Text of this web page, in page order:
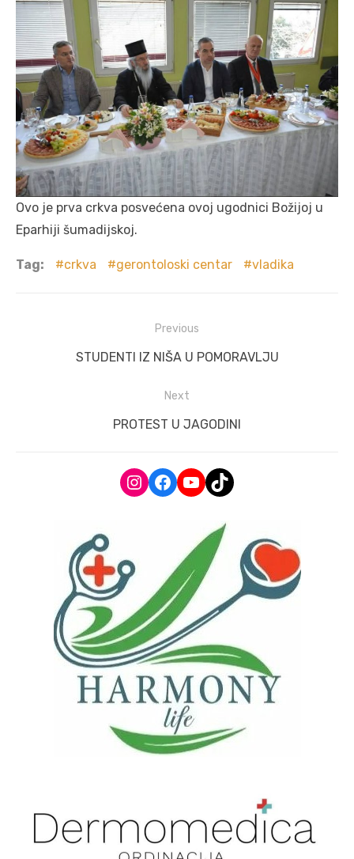
Ovo je prva crkva posvećena ovoj ugodnici Božijoj u
Eparhiji šumadijskoj.
Tag: crkva gerontoloski centar vladika
navigation
Previous
Previous
STUDENTI IZ NIŠA U POMORAVLJU
Next
Next
PROTEST U JAGODINI
Instagram
Facebook
YouTube
TikTok